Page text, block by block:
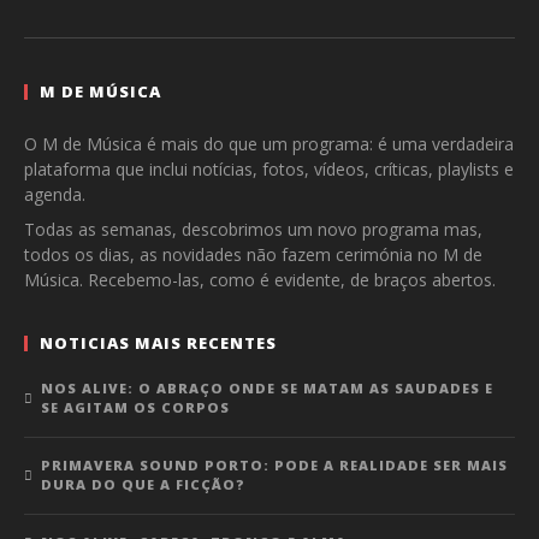
M DE MÚSICA
O M de Música é mais do que um programa: é uma verdadeira
plataforma que inclui notícias, fotos, vídeos, críticas, playlists e
agenda.
Todas as semanas, descobrimos um novo programa mas,
todos os dias, as novidades não fazem cerimónia no M de
Música. Recebemo-las, como é evidente, de braços abertos.
NOTICIAS MAIS RECENTES
NOS ALIVE: O ABRAÇO ONDE SE MATAM AS SAUDADES E
SE AGITAM OS CORPOS
PRIMAVERA SOUND PORTO: PODE A REALIDADE SER MAIS
DURA DO QUE A FICÇÃO?